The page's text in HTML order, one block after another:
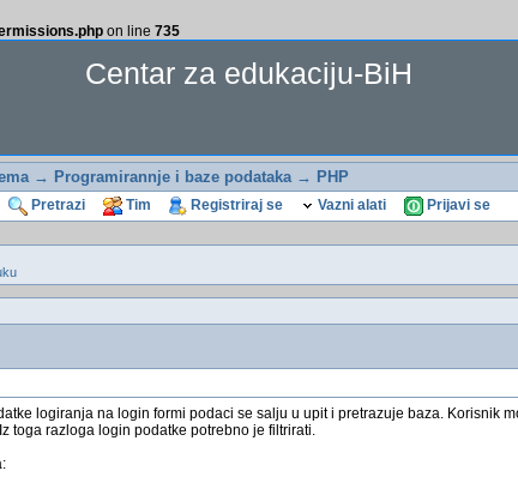
on line 735
Centar za edukaciju-BiH
→ Programirannje i baze podataka→ PHP
Pretrazi Tim Registriraj se Vazni alati Prijavi se
logiranja na login formi podaci se salju u upit i pretrazuje baza. Korisnik
toga razloga login podatke potrebno je filtrirati.